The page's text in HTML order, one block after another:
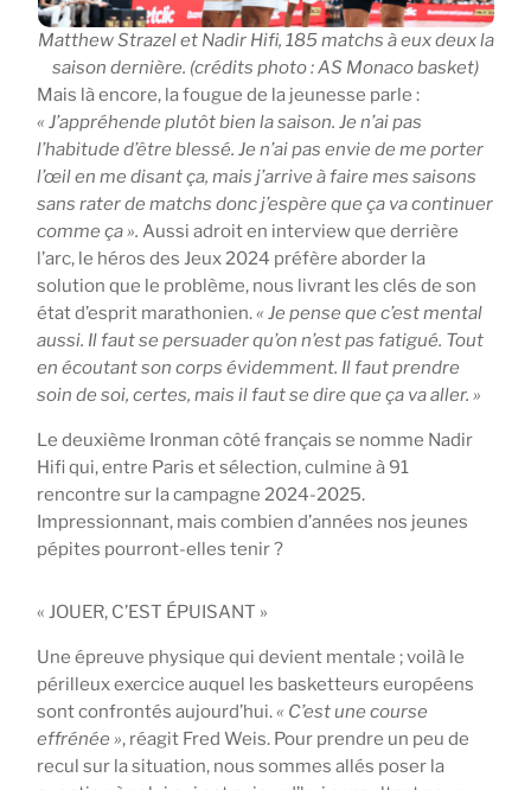
Matthew Strazel et Nadir Hifi, 185 matchs à eux deux la
saison dernière. (crédits photo : AS Monaco basket)
Mais là encore, la fougue de la jeunesse parle :
« J’appréhende plutôt bien la saison. Je n’ai pas
l’habitude d’être blessé. Je n’ai pas envie de me porter
l’œil en me disant ça, mais j’arrive à faire mes saisons
sans rater de matchs donc j’espère que ça va continuer
comme ça ». Aussi adroit en interview que derrière
l’arc, le héros des Jeux 2024 préfère aborder la
solution que le problème, nous livrant les clés de son
état d’esprit marathonien.« Je pense que c’est mental
aussi. Il faut se persuader qu’on n’est pas fatigué. Tout
en écoutant son corps évidemment. Il faut prendre
soin de soi, certes, mais il faut se dire que ça va aller. »
Le deuxième Ironman côté français se nomme Nadir
Hifi qui, entre Paris et sélection, culmine à 91
rencontre sur la campagne 2024-2025.
Impressionnant, mais combien d’années nos jeunes
pépites pourront-elles tenir ?
« JOUER, C’EST ÉPUISANT »
Une épreuve physique qui devient mentale ; voilà le
périlleux exercice auquel les basketteurs européens
sont confrontés aujourd’hui.« C’est une course
effrénée », réagit Fred Weis. Pour prendre un peu de
recul sur la situation, nous sommes allés poser la